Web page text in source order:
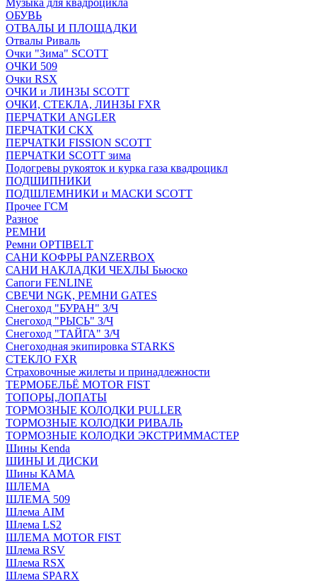
Музыка для квадроцикла
ОБУВЬ
ОТВАЛЫ И ПЛОЩАДКИ
Отвалы Риваль
Очки "Зима" SCOTT
ОЧКИ 509
Очки RSX
ОЧКИ и ЛИНЗЫ SCOTT
ОЧКИ, СТЕКЛА, ЛИНЗЫ FXR
ПЕРЧАТКИ ANGLER
ПЕРЧАТКИ CKX
ПЕРЧАТКИ FISSION SCOTT
ПЕРЧАТКИ SCOTT зима
Подогревы рукояток и курка газа квадроцикл
ПОДШИПНИКИ
ПОДШЛЕМНИКИ и МАСКИ SCOTT
Прочее ГСМ
Разное
РЕМНИ
Ремни OPTIBELT
САНИ КОФРЫ PANZERBOX
САНИ НАКЛАДКИ ЧЕХЛЫ Бьюско
Сапоги FENLINE
СВЕЧИ NGK, РЕМНИ GATES
Снегоход "БУРАН" З/Ч
Снегоход "РЫСЬ" З/Ч
Снегоход "ТАЙГА" З/Ч
Снегоходная экипировка STARKS
СТЕКЛО FXR
Страховочные жилеты и принадлежности
ТЕРМОБЕЛЬЁ MOTOR FIST
ТОПОРЫ,ЛОПАТЫ
ТОРМОЗНЫЕ КОЛОДКИ PULLER
ТОРМОЗНЫЕ КОЛОДКИ РИВАЛЬ
ТОРМОЗНЫЕ КОЛОДКИ ЭКСТРИММАСТЕР
Шины Kenda
ШИНЫ И ДИСКИ
Шины КАМА
ШЛЕМА
ШЛЕМА 509
Шлема AIM
Шлема LS2
ШЛЕМА MOTOR FIST
Шлема RSV
Шлема RSX
Шлема SPARX